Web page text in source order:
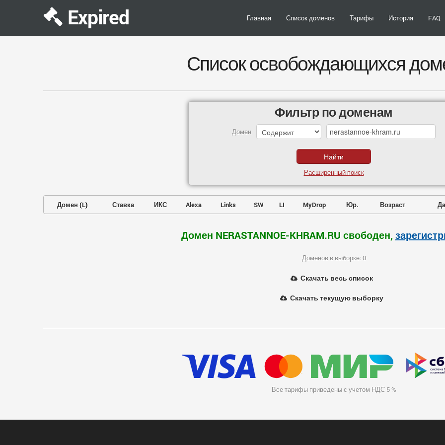
Expired Главная Список доменов Тарифы История FAQ
Список освобождающихся
Фильтр по доменам
Домен
Расширенный поиск
Домен (L) Ставка ИКС Alexa Links SW LI MyDrop Юр. Возраст
Домен NERASTANNOE-KHRAM.RU свободен,
Доменов в выборке: 0
Скачать весь список
Скачать текущую выборку
Все тарифы приведены с учетом НДС 5 %